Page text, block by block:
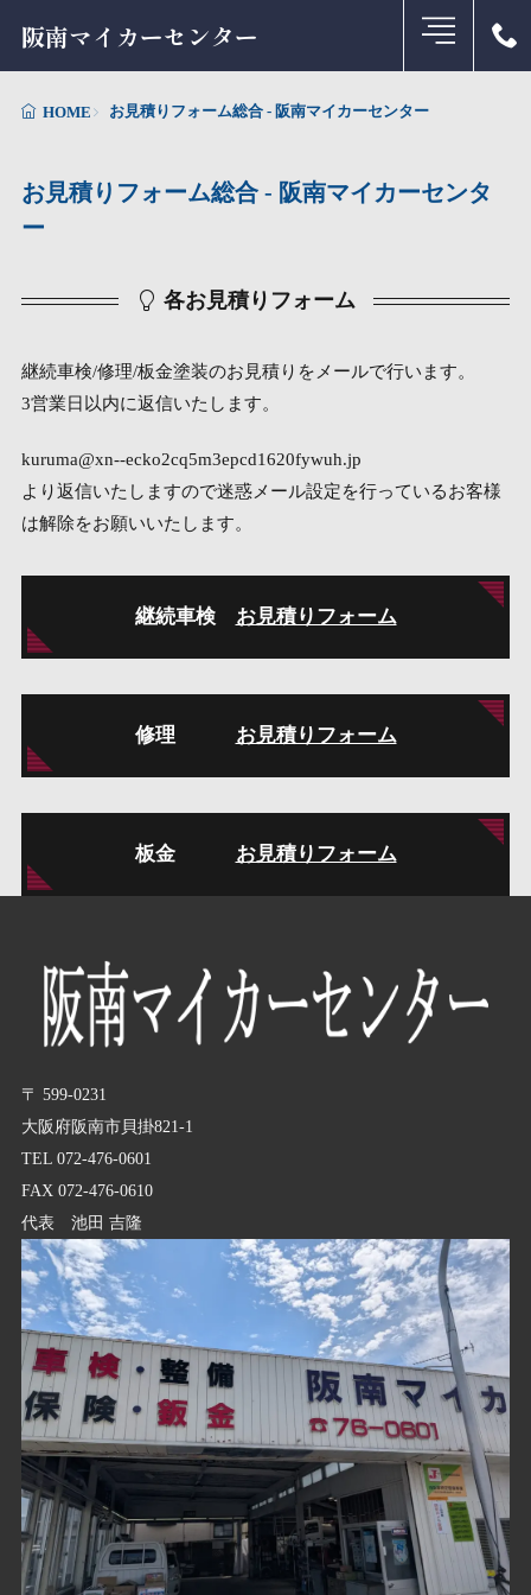
阪南マイカーセンター
HOME お見積りフォーム総合 - 阪南マイカーセンター
お見積りフォーム総合 - 阪南マイカーセンタ
ー
各お見積りフォーム
継続車検/修理/板金塗装のお見積りをメールで行います。
3営業日以内に返信いたします。
kuruma@xn--ecko2cq5m3epcd1620fywuh.jp
より返信いたしますので迷惑メール設定を行っているお客様
は解除をお願いいたします。
継続車検 お見積りフォーム
修理 お見積りフォーム
板金 お見積りフォーム
〒 599-0231
大阪府阪南市貝掛821-1
TEL 072-476-0601
FAX 072-476-0610
代表 池田 吉隆